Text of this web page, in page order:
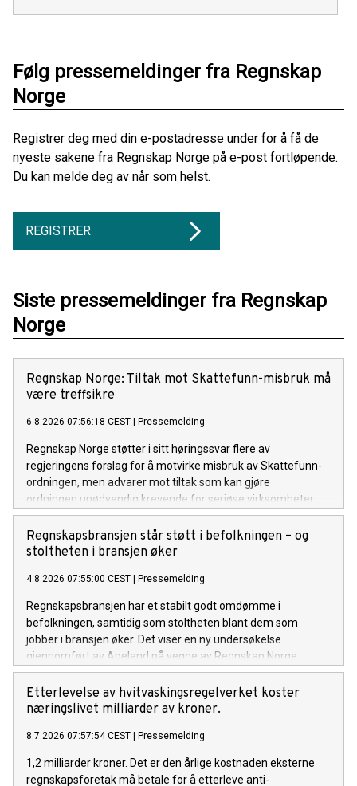
Følg pressemeldinger fra Regnskap
Norge
Registrer deg med din e-postadresse under for å få de
nyeste sakene fra Regnskap Norge på e-post fortløpende.
Du kan melde deg av når som helst.
REGISTRER
Siste pressemeldinger fra Regnskap
Norge
Regnskap Norge: Tiltak mot Skattefunn-misbruk må
være treffsikre
6.8.2026 07:56:18 CEST Pressemelding
Regnskap Norge støtter i sitt høringssvar flere av
regjeringens forslag for å motvirke misbruk av Skattefunn-
ordningen, men advarer mot tiltak som kan gjøre
ordningen unødvendig krevende for seriøse virksomheter.
Regnskapsbransjen står støtt i befolkningen – og
stoltheten i bransjen øker
4.8.2026 07:55:00 CEST Pressemelding
Regnskapsbransjen har et stabilt godt omdømme i
befolkningen, samtidig som stoltheten blant dem som
jobber i bransjen øker. Det viser en ny undersøkelse
gjennomført av Apeland på vegne av Regnskap Norge.
Etterlevelse av hvitvaskingsregelverket koster
næringslivet milliarder av kroner.
8.7.2026 07:57:54 CEST Pressemelding
1,2 milliarder kroner. Det er den årlige kostnaden eksterne
regnskapsforetak må betale for å etterleve anti-